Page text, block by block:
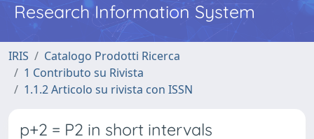
Research Information System
IRIS
Catalogo Prodotti Ricerca
1 Contributo su Rivista
1.1.2 Articolo su rivista con ISSN
p+2 = P2 in short intervals